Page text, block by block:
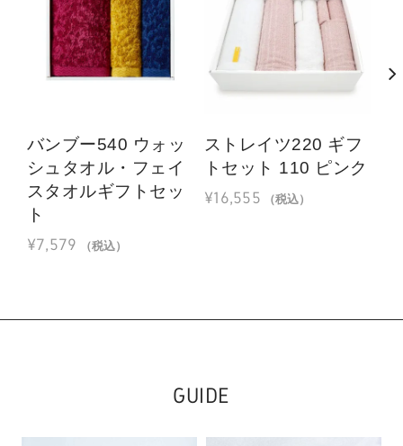
バンブー540 ウォッ
シュタオル・フェイ
スタオルギフトセッ
ト
¥7,579 （税込）
ストレイツ220 ギフ
トセット 110 ピンク
¥16,555 （税込）
GUIDE